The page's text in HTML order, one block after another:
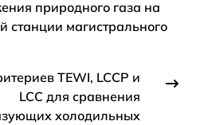
природного газа на
станции магистрального
TEWI, LCCP и
LCC для сравнения
холодильных